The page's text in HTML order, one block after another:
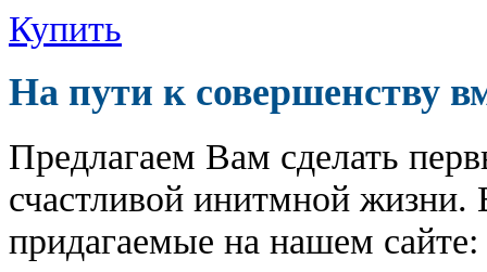
Купить
На пути к совершенству
Предлагаем Вам сделать
счастливой инитмной жизни.
придагаемые на нашем сайте: